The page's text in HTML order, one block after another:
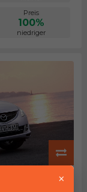
Preis
100%
niedriger
×